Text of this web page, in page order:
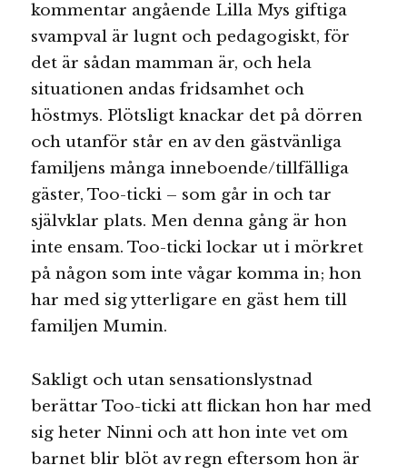
kommentar angående Lilla Mys giftiga
svampval är lugnt och pedagogiskt, för
det är sådan mamman är, och hela
situationen andas fridsamhet och
höstmys. Plötsligt knackar det på dörren
och utanför står en av den gästvänliga
familjens många inneboende/tillfälliga
gäster, Too-ticki – som går in och tar
självklar plats. Men denna gång är hon
inte ensam. Too-ticki lockar ut i mörkret
på någon som inte vågar komma in; hon
har med sig ytterligare en gäst hem till
familjen Mumin.
Sakligt och utan sensationslystnad
berättar Too-ticki att flickan hon har med
sig heter Ninni och att hon inte vet om
barnet blir blöt av regn eftersom hon är